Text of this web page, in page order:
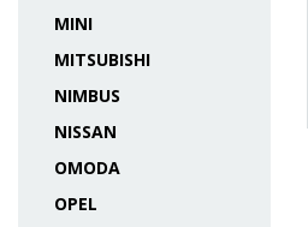
MINI
MITSUBISHI
NIMBUS
NISSAN
OMODA
OPEL